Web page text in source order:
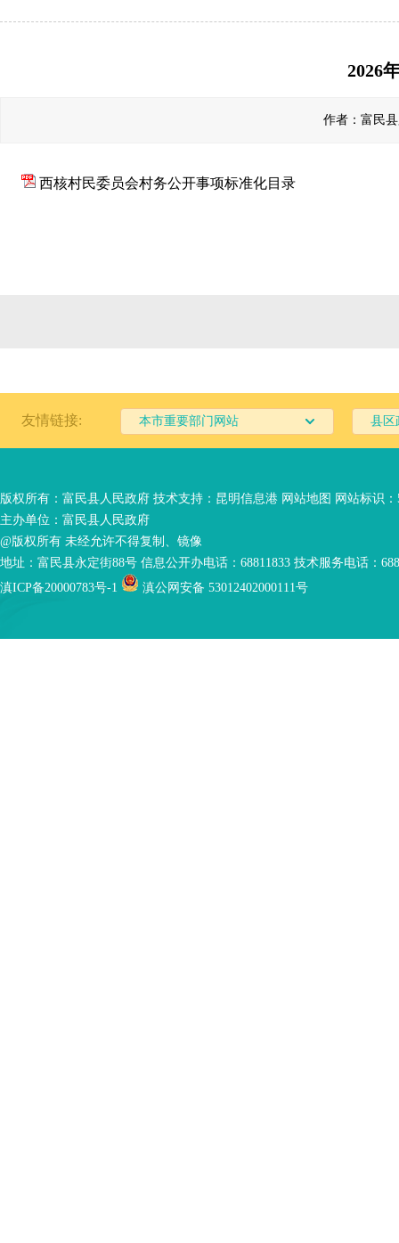
2026
作者：富民
西核村民委员会村务公开事项标准化目录
友情链接: 本市重要部门网站 县区
版权所有：富民县人民政府 技术支持： 昆明信息港 网站地图 网站标识：
主办单位：富民县人民政府
@版权所有 未经允许不得复制、镜像
地址：富民县永定街88号 信息公开办电话：68811833 技术服务电话：
滇ICP备20000783号-1
滇公网安备 53012402000111号